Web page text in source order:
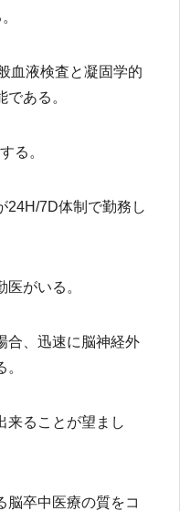
血液検査と凝固学的
ある。
る。
24H/7D体制で勤務し
がいる。
合、迅速に脳神経外
来ることが望まし
脳卒中医療の質をコ